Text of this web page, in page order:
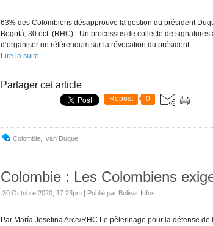
63% des Colombiens désapprouve la gestion du président
Bogotá, 30 oct. (RHC).- Un processus de collecte de
d’organiser un référendum sur la révocation du président...
Lire la suite
Partager cet article
Repost 0
Colombie Ivan Duque
Colombie : Les Colombiens
30 Octobre 2020, 17:23pm | Publié par Bolivar Infos
Par María Josefina Arce/RHC Le pèlerinage pour la défense